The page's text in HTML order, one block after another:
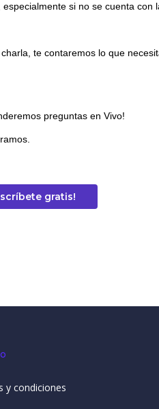
si no se cuenta con
te contaremos lo que
preguntas en Vivo!
gratis!
y condiciones